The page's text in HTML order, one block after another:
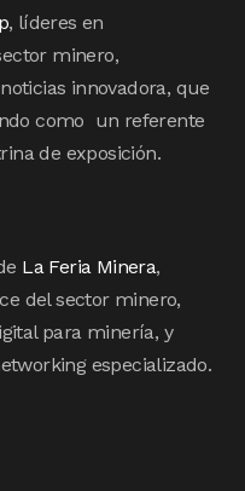
, líderes en
minero,
innovadora, que
como un referente
de exposición.
La Feria Minera,
del sector minero,
para minería, y
especializado.